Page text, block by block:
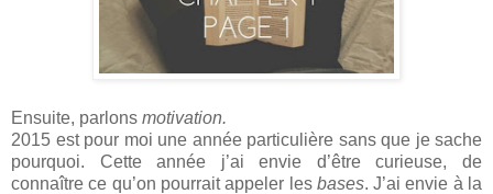
Ensuite, parlons motivation.
2015 est pour moi une année particulière sans que je sache
pourquoi. Cette année j’ai envie d’être curieuse, de
connaître ce qu’on pourrait appeler les bases. J’ai envie à la